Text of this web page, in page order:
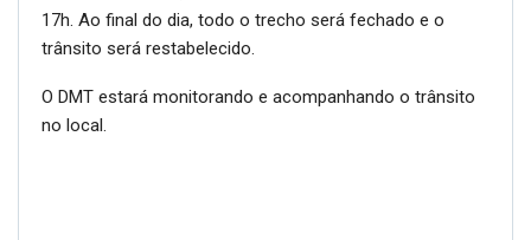
17h. Ao final do dia, todo o trecho será fechado e o
trânsito será restabelecido.
O DMT estará monitorando e acompanhando o trânsito
no local.